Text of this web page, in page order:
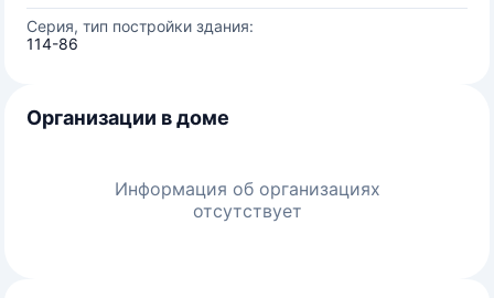
Серия, тип постройки здания:
114-86
Организации в доме
Информация об организациях
отсутствует